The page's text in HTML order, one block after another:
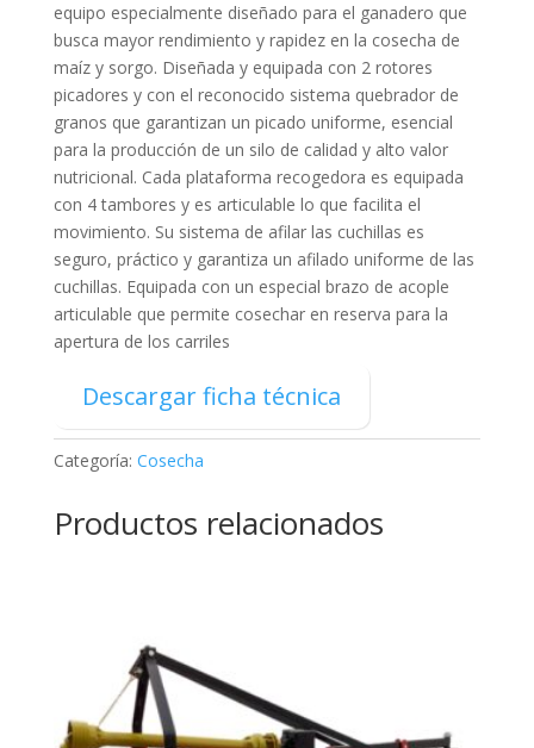
equipo especialmente diseñado para el ganadero que
busca mayor rendimiento y rapidez en la cosecha de
maíz y sorgo. Diseñada y equipada con 2 rotores
picadores y con el reconocido sistema quebrador de
granos que garantizan un picado uniforme, esencial
para la producción de un silo de calidad y alto valor
nutricional. Cada plataforma recogedora es equipada
con 4 tambores y es articulable lo que facilita el
movimiento. Su sistema de afilar las cuchillas es
seguro, práctico y garantiza un afilado uniforme de las
cuchillas. Equipada con un especial brazo de acople
articulable que permite cosechar en reserva para la
apertura de los carriles
Descargar ficha técnica
Categoría: Cosecha
Productos relacionados